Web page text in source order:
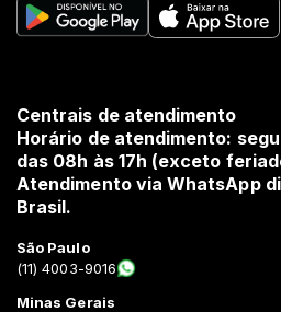
Centrais de atendimento
Horário de atendimento:
das 08h às 17h (exceto
Atendimento via WhatsApp
Brasil.
São Paulo
(11) 4003-9016
Minas Gerais